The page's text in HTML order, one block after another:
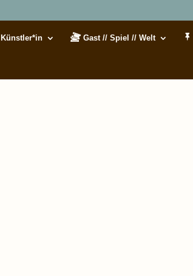
Künstler*in Gast // Spiel // Welt